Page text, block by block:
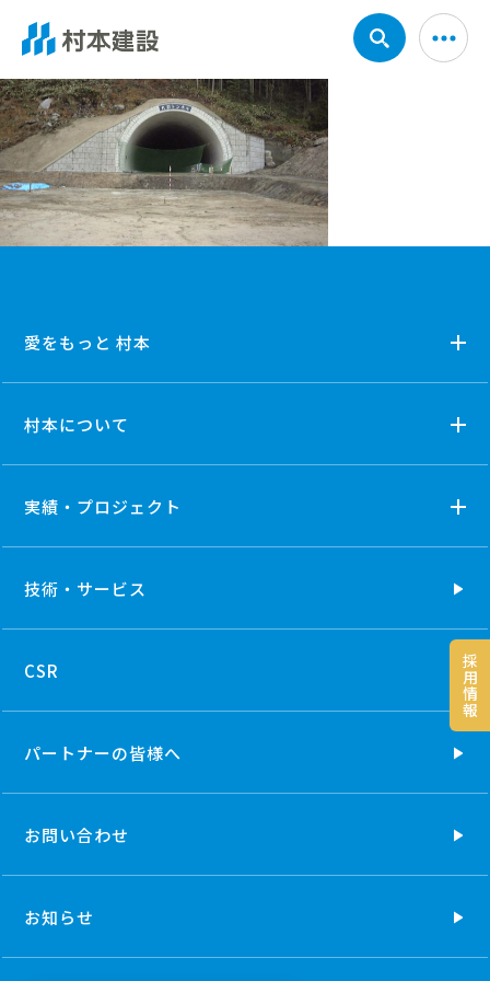
採
用
情
報
愛をもっと 村本
村本について
実績・プロジェクト
技術・ サービス
CSR
パートナーの皆様へ
お問い合わせ
お知らせ